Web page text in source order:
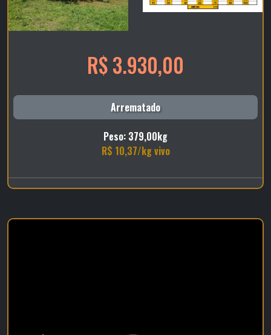
R$ 3.930,00
Arrematado
Peso: 379,00kg
R$ 10,37/kg vivo